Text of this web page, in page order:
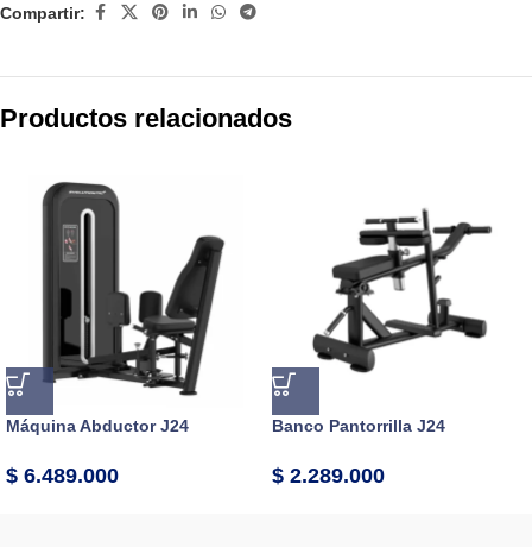
Compartir:
Productos relacionados
Máquina Abductor J24
$ 6.489.000
Banco Pantorrilla J24
$ 2.289.000